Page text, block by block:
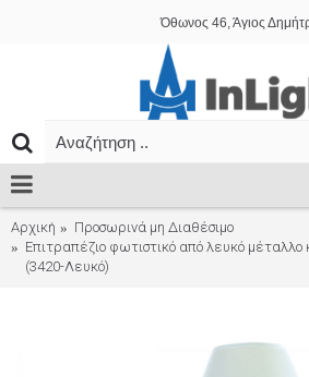
Όθωνος 46, Άγιος
Αρχική
Προσωρινά μη Διαθέσιμο
Επιτραπέζιο φωτιστικό από λευκό μέταλλο
(3420-Λευκό)